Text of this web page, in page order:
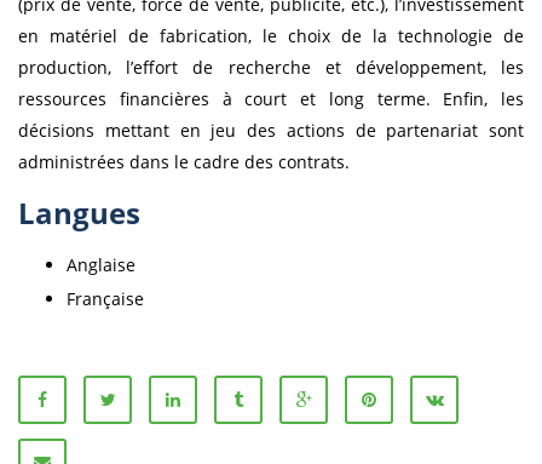
en matériel de fabrication, le choix de la technologie de
production, l’effort de recherche et développement, les
ressources financières à court et long terme. Enfin, les
décisions mettant en jeu des actions de partenariat sont
administrées dans le cadre des contrats.
Langues
Anglaise
Française